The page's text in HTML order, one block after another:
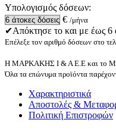
Υπολογισμός δόσεων:
€ /μήνα
✔Απόκτησε το και με έως 6
Επέλεξε τον αριθμό δόσεων στο
Η ΜΑΡΚΑΚΗΣ Ι & Α Ε.Ε και το
Όλα τα επώνυμα προϊόντα
Χαρακτηριστικά
Αποστολές &
Πολιτική Επιστροφών